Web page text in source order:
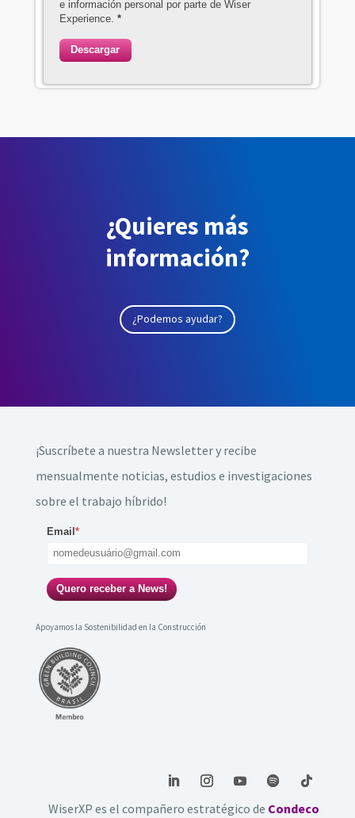
e información personal por parte de Wiser
Experience. *
Descargar
¿Quieres más
información?
¿Podemos ayudar?
¡Suscríbete a nuestra Newsletter y recibe
mensualmente noticias, estudios e investigaciones
sobre el trabajo híbrido!
Email*
Quero receber a News!
Apoyamos la Sostenibilidad en la Construcción
WiserXP es el compañero estratégico de Condeco